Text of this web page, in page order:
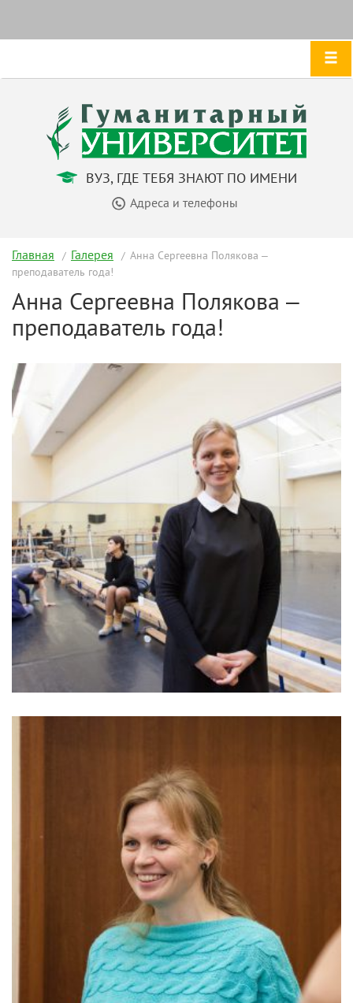
ВУЗ, ГДЕ ТЕБЯ ЗНАЮТ ПО ИМЕНИ
Адреса и телефоны
Главная Галерея
Анна Сергеевна Полякова –
преподаватель года!
Анна Сергеевна Полякова –
преподаватель года!